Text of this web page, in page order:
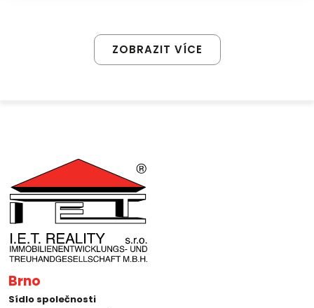
ZOBRAZIT VÍCE
Brno
Sídlo společnosti